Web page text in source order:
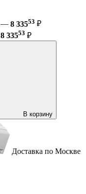
— 8 33553 ₽
8 33553 ₽
В корзину
Доставка по Москве